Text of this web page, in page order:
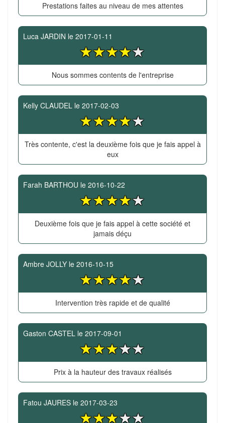
Prestations faites au niveau de mes attentes
Luca JARDIN le 2017-01-11
Nous sommes contents de l'entreprise
Kelly CLAUDEL le 2017-02-03
Très contente, c'est la deuxième fois que je fais appel à
eux
Farah BARTHOU le 2016-10-22
Deuxième fois que je fais appel à cette société et
jamais déçu
Ambre JOLLY le 2016-10-15
Intervention très rapide et de qualité
Gaston CASTEL le 2017-09-01
Prix à la hauteur des travaux réalisés
Fatou JAURES le 2017-03-23